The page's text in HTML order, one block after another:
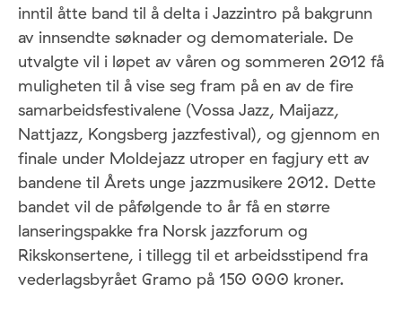
inntil åtte band til å delta i Jazzintro på bakgrunn
av innsendte søknader og demomateriale. De
utvalgte vil i løpet av våren og sommeren 2012 få
muligheten til å vise seg fram på en av de fire
samarbeidsfestivalene (Vossa Jazz, Maijazz,
Nattjazz, Kongsberg jazzfestival), og gjennom en
finale under Moldejazz utroper en fagjury ett av
bandene til Årets unge jazzmusikere 2012. Dette
bandet vil de påfølgende to år få en større
lanseringspakke fra Norsk jazzforum og
Rikskonsertene, i tillegg til et arbeidsstipend fra
vederlagsbyrået Gramo på 150 000 kroner.